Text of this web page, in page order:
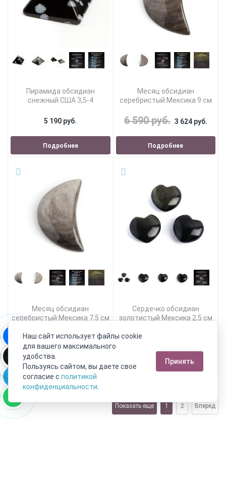
Пирамида обсидиан
снежный США 3,5-4
5 190 руб.
Подробнее
Месяц обсидиан
серебристый Мексика 9 см
6 590 руб. 3 624 руб.
Подробнее
Месяц обсидиан
серебристый Мексика 7,5 см
6 590 руб. 3 624 руб.
Подробнее
Сердечко обсидиан
золотистый Мексика 2,5 см
1 690 руб.
В корзину!
Показать еще 1 2 Вперед
Наш сайт использует файлы cookie
для вашего максимального
удобства.
Пользуясь сайтом, вы даете свое
согласие с политикой
конфиденциальности
Принять